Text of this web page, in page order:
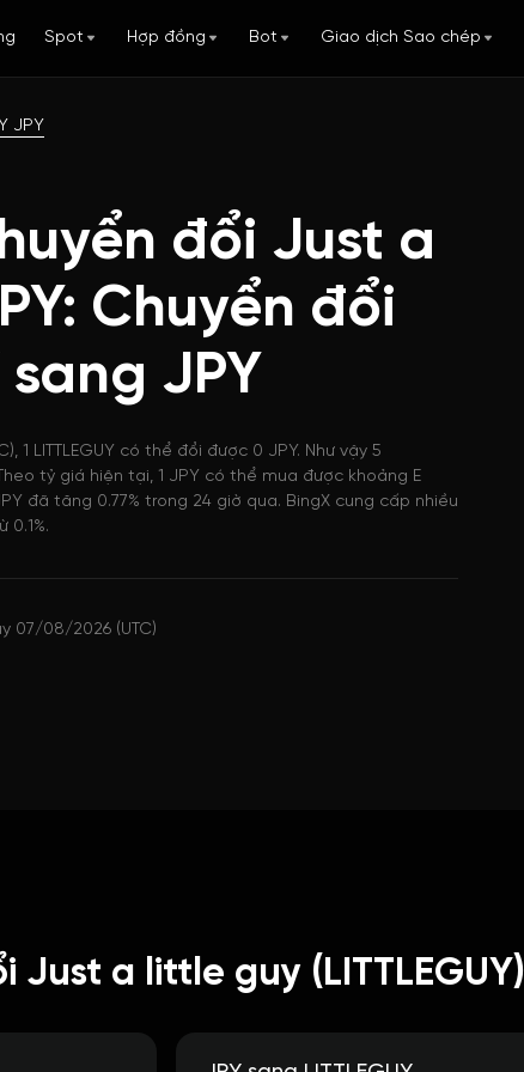
Spot Hợp đồng Bot Giao dịch Sao chép
JPY
đổi Just a
Chuyển đổi
sang JPY
1 LITTLEGUY có thể đổi được 0 JPY. Như vậy 5
tỷ giá hiện tại, 1 JPY có thể mua được khoảng E
JPY đã tăng 0.77% trong 24 giờ qua. BingX cung cấp nhiều
07/08/2026 (UTC)
Just a little guy (LITTLEGUY)